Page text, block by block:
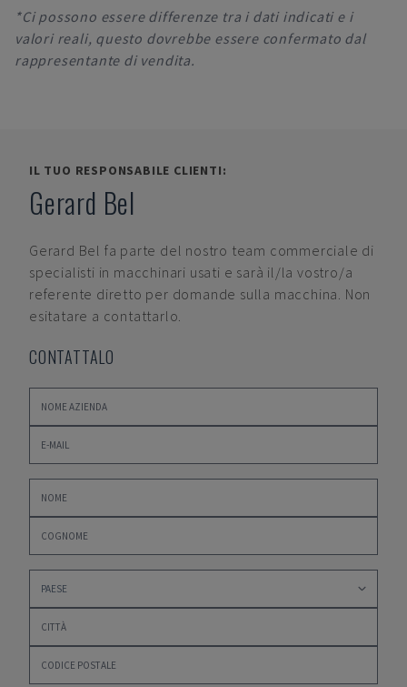
*Ci possono essere differenze tra i dati indicati e i
valori reali, questo dovrebbe essere confermato dal
rappresentante di vendita.
IL TUO RESPONSABILE CLIENTI:
Gerard Bel
Gerard Bel fa parte del nostro team commerciale di
specialisti in macchinari usati e sarà il/la vostro/a
referente diretto per domande sulla macchina. Non
esitatare a contattarlo.
CONTATTALO